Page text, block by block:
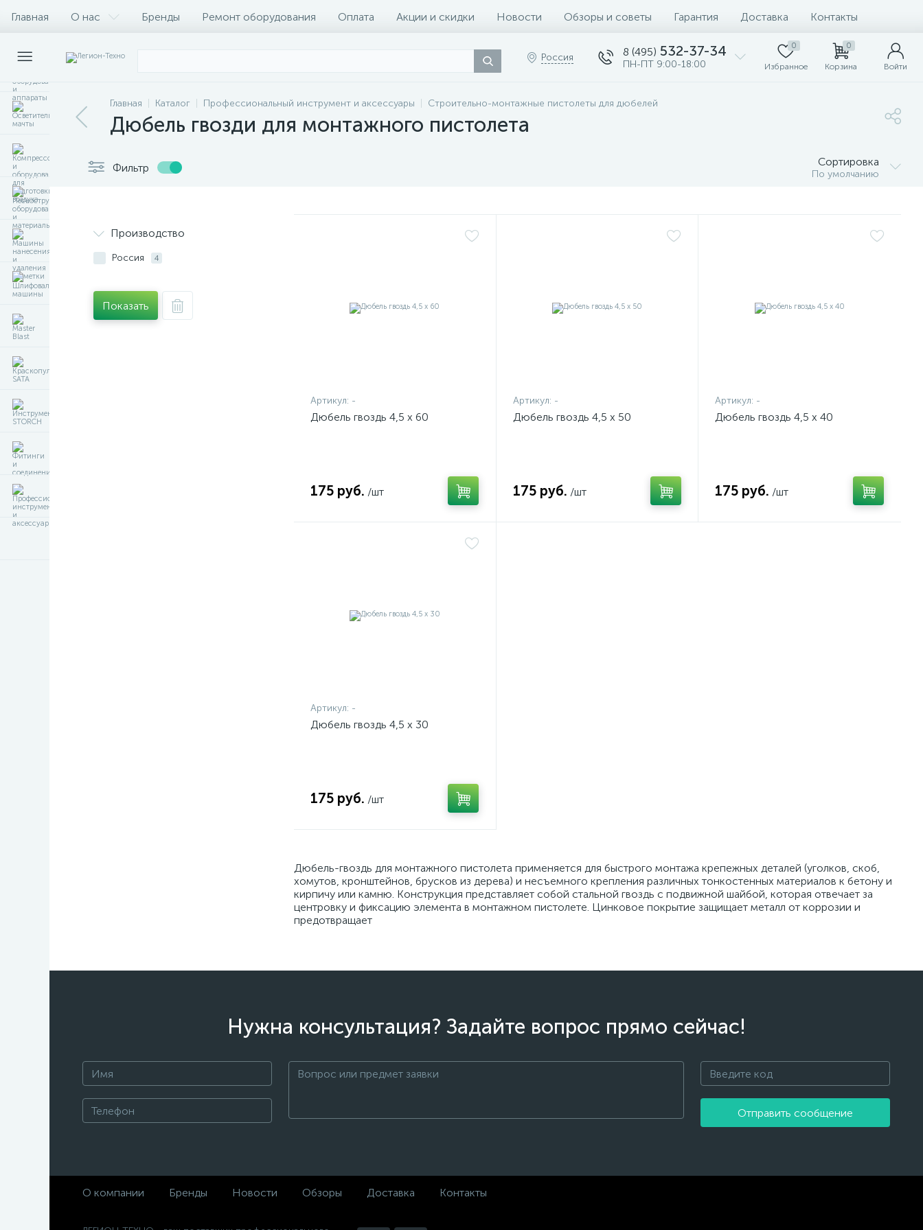
Главная О нас Бренды Ремонт оборудования Оплата Акции и скидки Новости Обзоры и советы Гарантия Доставка Контакты
Россия 8 (495) 532-37-34
ПН-ПТ 9:00-18:00
0
Избранное
0
Корзина Войти
Главная Каталог Профессиональный инструмент и аксессуары Строительно-монтажные пистолеты для дюбелей
Дюбель гвозди для монтажного пистолета
Фильтр Сортировка
По умолчанию
Производство
Россия 4
Показать
Артикул: -
Дюбель гвоздь 4,5 х 60
175 руб. /шт
Артикул: -
Дюбель гвоздь 4,5 х 50
175 руб. /шт
Артикул: -
Дюбель гвоздь 4,5 х 40
175 руб. /шт
Артикул: -
Дюбель гвоздь 4,5 х 30
175 руб. /шт
Дюбель-гвоздь для монтажного пистолета применяется для быстрого монтажа крепежных деталей (уголков, скоб,
хомутов, кронштейнов, брусков из дерева) и несъемного крепления различных тонкостенных материалов к бетону и
кирпичу или камню. Конструкция представляет собой стальной гвоздь с подвижной шайбой, которая отвечает за
центровку и фиксацию элемента в монтажном пистолете. Цинковое покрытие защищает металл от коррозии и
предотвращает
Нужна консультация? Задайте вопрос прямо сейчас!
Отправить сообщение
О компании Бренды Новости Обзоры Доставка Контакты